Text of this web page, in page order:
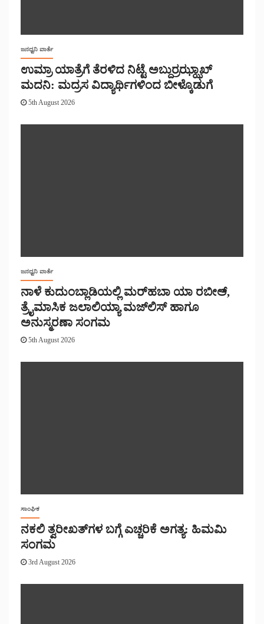
ಜನಧ್ವನಿ ವಾರ್ತೆ
ಉಮ್ರಾ ಯಾತ್ರೆಗೆ ತೆರಳಿದ ನಿಟ್ಟೆ ಅಬ್ದುರ್ರಝ್ಝಾಖ್
ಮದನಿ: ಮದ್ರಸ ವಿದ್ಯಾರ್ಥಿಗಳಿಂದ ಬೀಳ್ಕೊಡುಗೆ
5th August 2026
ಜನಧ್ವನಿ ವಾರ್ತೆ
ನಾಳೆ ಕುದುಂಬ್ಲಾಡಿಯಲ್ಲಿ ಮರ್‌‌ಹಬಾ ಯಾ ರಬೀಅ್,
ತ್ರೈಮಾಸಿಕ ಜಲಾಲಿಯ್ಯಾ ಮಜ್‌‌ಲಿಸ್‌‌ ಹಾಗೂ
ಅನುಸ್ಮರಣಾ ಸಂಗಮ
5th August 2026
ಸಾಂಘಿಕ
ನಕಲಿ ತ್ವರೀಖತ್‌ಗಳ ಬಗ್ಗೆ ಎಚ್ಚರಿಕೆ ಅಗತ್ಯ: ಹಿಮಮಿ
ಸಂಗಮ
3rd August 2026